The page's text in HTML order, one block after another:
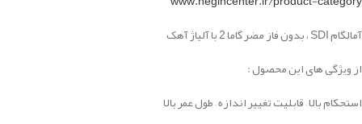
آمالگام SDI ، بدون فاز مضر گاما 2 با آلیاژ آهک
از ویژگی های این محصول :
استحکام بالا – قابلیت تغییر اندازه – طول عمر بالا